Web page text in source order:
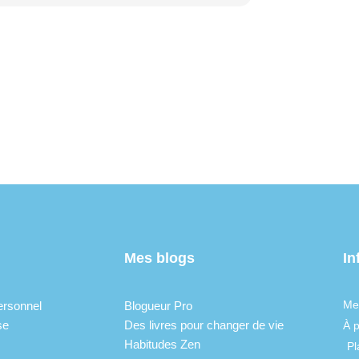
Mes blogs
Blogueur Pro
Des livres pour changer de vie
Habitudes Zen
À